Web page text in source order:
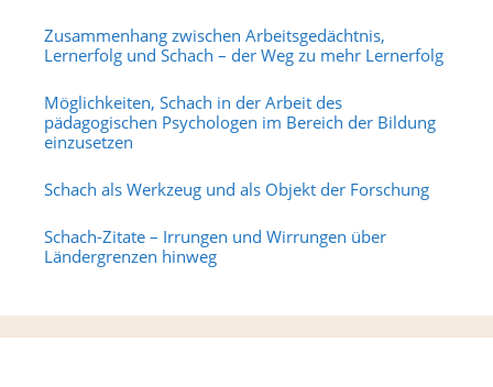
Zusammenhang zwischen Arbeitsgedächtnis,
Lernerfolg und Schach – der Weg zu mehr Lernerfolg
Möglichkeiten, Schach in der Arbeit des
pädagogischen Psychologen im Bereich der Bildung
einzusetzen
Schach als Werkzeug und als Objekt der Forschung
Schach-Zitate – Irrungen und Wirrungen über
Ländergrenzen hinweg